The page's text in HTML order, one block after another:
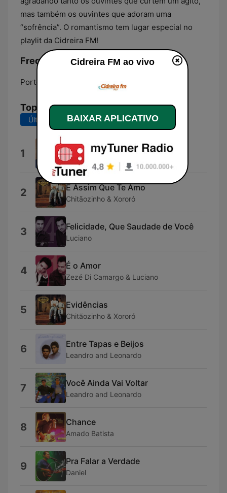
mas também os ouvintes que adoram uma
“sofrência”. O romantismo tem lugar especial no
playlit da Cidreira FM!
Frequências Cidreira FM:
Porto Alegre:
Top Músicas
Últimos 7 dias Últimos 30 dias
1 Faz Mais Uma Vez Comigo
Zezé Di Camargo & Luciano
2 É Assim Que Te Amo
Chitãozinho & Xororó
3 Felicidade, Que Saudade de Você
Luciano
4 É o Amor
Zezé Di Camargo & Luciano
5 Evidências
Chitãozinho & Xororó
6 Entre Tapas e Beijos
Leandro and Leonardo
7 Você Ainda Vai Voltar
Leandro and Leonardo
8 Chance
Amado Batista
9 Pra Falar a Verdade
Daniel
Cidreira FM ao vivo
BAIXAR APLICATIVO